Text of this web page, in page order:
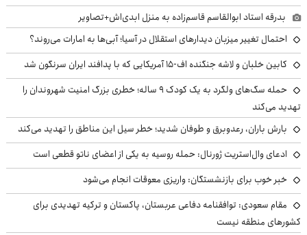
بدرقه استاد ابوالقاسم قاسم‌زاده به منزل ابدی‌اش+تصاویر
احتمال تغییر میزبان دیدارهای استقلال در آسیا؛ آبی‌ها به امارات می‌روند؟
کابین خلبان و لاشه جنگنده اف-۱۵ آمریکایی که با پدافند ایران سرنگون شد
حمله سگ‌های ولگرد به یک کودک ۹ ساله؛ خطری بزرگ امنیت شهروندان را
تهدید می‌کند
بارش باران، رعدوبرق و طوفان شدید؛ خطر سیل این مناطق را تهدید می‌کند
ادعای وال‌استریت ژورنال: حمله روسیه به یکی از اعضای ناتو قطعی است
خبر خوب برای بازنشستگان: واریزی معوقات انجام می‌شود
مقام سعودی: توافقنامه دفاعی عربستان، پاکستان و ترکیه تهدیدی برای
کشورهای منطقه نیست